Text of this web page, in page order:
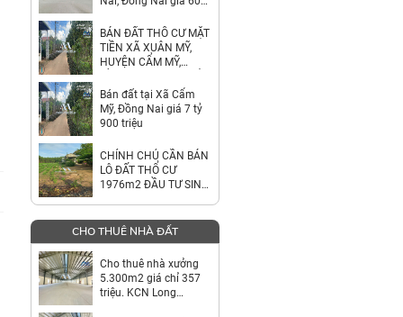
BÁN ĐẤT THỔ CƯ MẶT
TIỀN XÃ XUÂN MỸ,
HUYỆN CẨM MỸ,
7,9 TỶ
Bán đất tại Xã Cẩm
Mỹ, Đồng Nai giá 7 tỷ
900 triệu
CHÍNH CHỦ CẦN BÁN
LÔ ĐẤT THỔ CƯ
1976m2 ĐẦU TƯ SINH
CHO THUÊ NHÀ ĐẤT
Cho thuê nhà xưởng
5.300m2 giá chỉ 357
triệu. KCN Long